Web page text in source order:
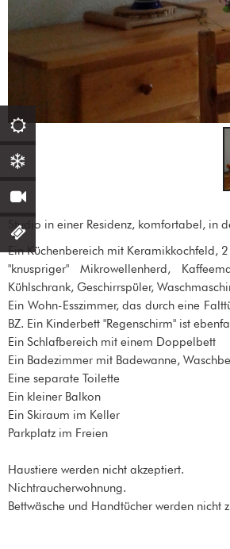
Studio in einer Residenz, komfortabel, in
Ein Küchenbereich mit Keramikkochfeld,
"knuspriger" Mikrowellenherd,
Kühlschrank, Geschirrspüler,
Ein Wohn-Esszimmer, das durch eine
BZ. Ein Kinderbett "Regenschirm" ist
Ein Schlafbereich mit einem Doppelbett
Ein Badezimmer mit Badewanne,
Eine separate Toilette
Ein kleiner Balkon
Ein Skiraum im Keller
Parkplatz im Freien
Haustiere werden nicht akzeptiert.
Nichtraucherwohnung.
Bettwäsche und Handtücher werden nicht